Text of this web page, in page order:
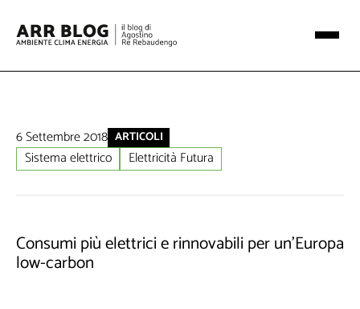
6 Settembre 2018 ARTICOLI
Sistema elettrico Elettricità Futura
Consumi più elettrici e rinnovabili per un'Europa
low-carbon